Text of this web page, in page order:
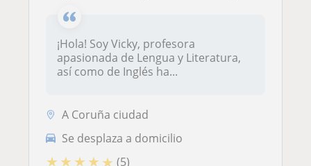
¡Hola! Soy Vicky, profesora
apasionada de Lengua y Literatura,
así como de Inglés ha...
A Coruña ciudad
Se desplaza a domicilio
★ ★ ★ ★ ★ (5)